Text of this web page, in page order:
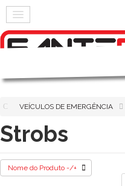
VEÍCULOS DE EMERGÊNCIA
Strobs
Nome do Produto -/+